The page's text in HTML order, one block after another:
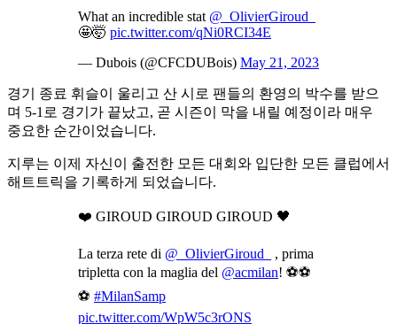
What an incredible stat @_OlivierGiroud_
🤩🤯 pic.twitter.com/qNi0RCI34E
— Dubois (@CFCDUBois) May 21, 2023
경기 종료 휘슬이 울리고 산 시로 팬들의 환영의 박수를 받으
며 5-1로 경기가 끝났고, 곧 시즌이 막을 내릴 예정이라 매우
중요한 순간이었습니다.
지루는 이제 자신이 출전한 모든 대회와 입단한 모든 클럽에서
해트트릭을 기록하게 되었습니다.
❤️ GIROUD GIROUD GIROUD 🖤
La terza rete di @_OlivierGiroud_
, prima
tripletta con la maglia del @acmilan! ⚽️⚽️
⚽️ #MilanSamp
pic.twitter.com/WpW5c3rONS